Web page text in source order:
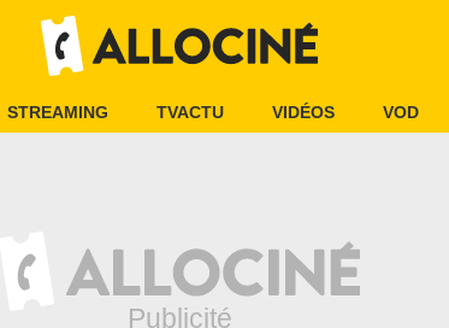
STREAMING TVACTU VIDÉOS VOD